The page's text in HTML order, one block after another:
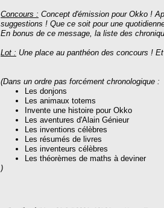
Concours : Concept d'émission pour Okko !
suggestions ! Que ce soit pour une
En bonus de ce message, la liste des
Lot : Une place au panthéon des concours !
(Dans un ordre pas forcément chronologique :
Les donjons
Les animaux totems
Invente une histoire pour Okko
Les aventures d'Alain Génieur
Les inventions célèbres
Les résumés de livres
Les inventeurs célèbres
Les théorèmes de maths à deviner
)